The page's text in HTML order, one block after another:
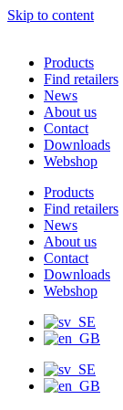
Skip to content
Products
Find retailers
News
About us
Contact
Downloads
Webshop
Products
Find retailers
News
About us
Contact
Downloads
Webshop